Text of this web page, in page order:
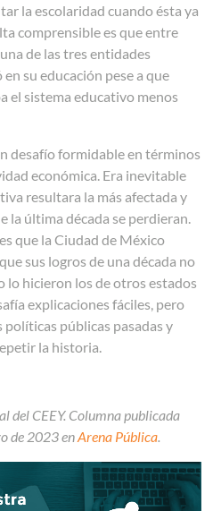
la escolaridad cuando ésta ya
comprensible es que entre
de las tres entidades
su educación pese a que
el sistema educativo menos
desafío formidable en términos
económica. Era inevitable
resultara la más afectada y
la última década se perdieran.
que la Ciudad de México
sus logros de una década no
lo hicieron los de otros estados
explicaciones fáciles, pero
políticas públicas pasadas y
la historia.
del CEEY. Columna publicada
de 2023 enArena Pública